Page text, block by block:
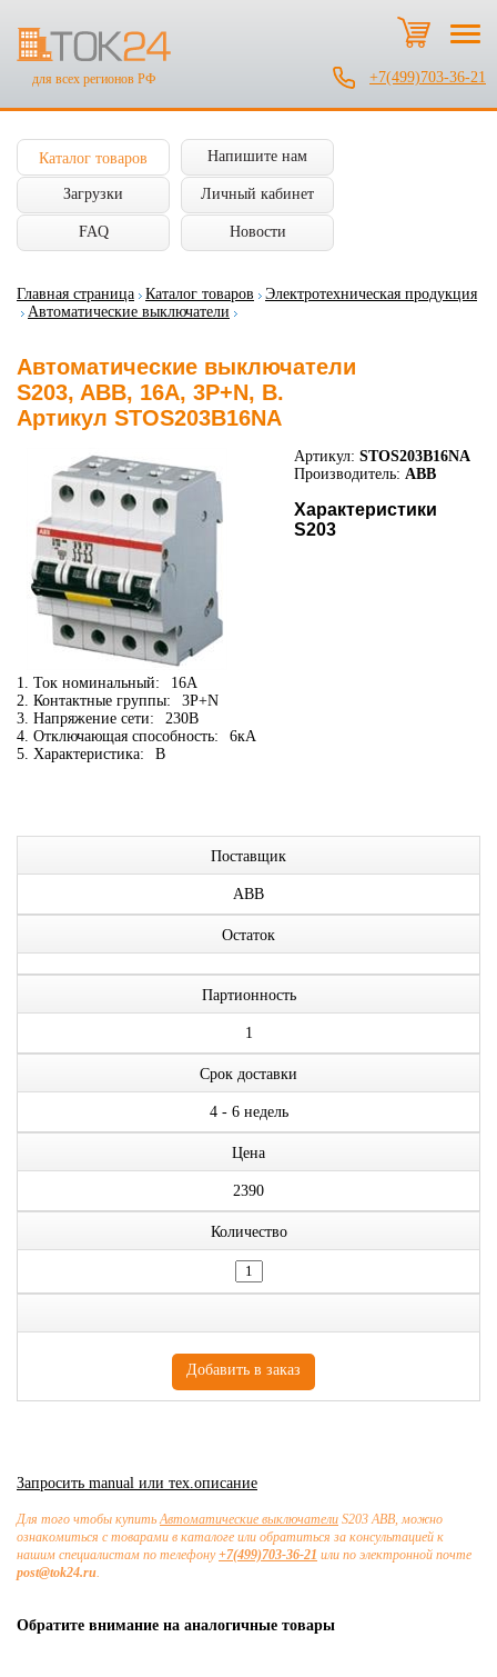
для всех регионов РФ +7(499)703-36-21
Каталог товаров Напишите нам
Загрузки Личный кабинет
FAQ Новости
Главная страница Каталог товаров
Электротехническая продукция
Автоматические выключатели
Автоматические выключатели
S203, ABB, 16А, 3P+N, B.
Артикул STOS203B16NA
Артикул: STOS203B16NA
Производитель: ABB
Характеристики
S203
1. Ток номинальный:
16А
2. Контактные группы:
3P+N
3. Напряжение сети:
230В
4. Отключающая способность:
6кА
5. Характеристика:
B
Поставщик
ABB
Остаток
Партионность
1
Срок доставки
4 - 6 недель
Цена
2390
Количество
Запросить manual или тех.описание
Для того чтобы купитьАвтоматические выключатели S203 ABB, можно
ознакомиться с товарами в каталоге или обратиться за консультацией к
нашим специалистам по телефону+7(499)703-36-21 или по электронной почте
post@tok24.ru.
Обратите внимание на аналогичные товары